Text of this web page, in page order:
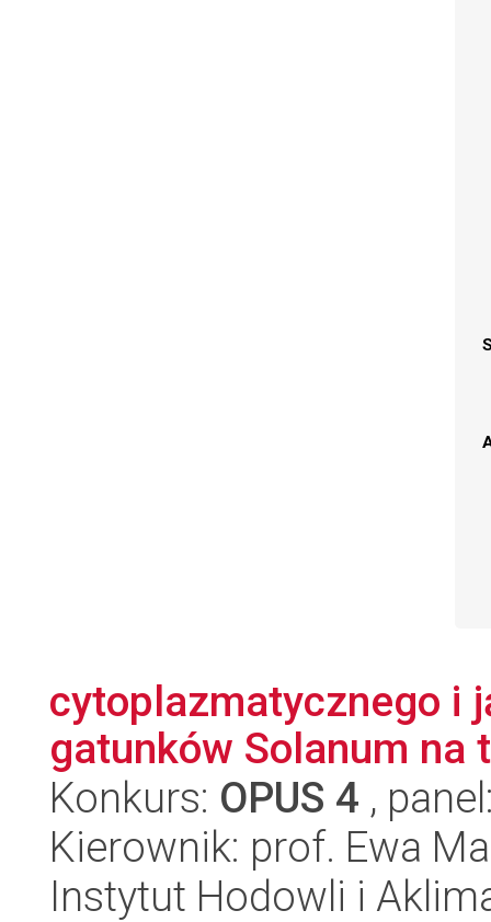
cytoplazmatycznego i
gatunków Solanum
Konkurs: OPUS 4 ,
Kierownik: prof. Ewa
Instytut Hodowli i